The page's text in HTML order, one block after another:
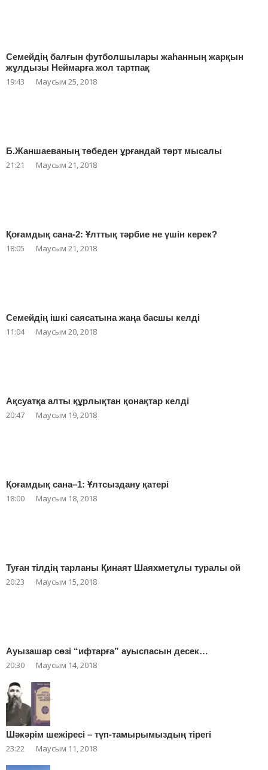
Семейдің балғын футболшылары жаһанның жарқын
жұлдызы Неймарға жол тартпақ
19:43 Маусым 25, 2018
Б.Жаншаеваның төбеден ұрғандай төрт мысалы
21:21 Маусым 21, 2018
Қоғамдық сана-2: Ұлттық тәрбие не үшін керек?
18:05 Маусым 21, 2018
Семейдің ішкі саясатына жаңа басшы келді
11:04 Маусым 20, 2018
Ақсуатқа алты құрлықтан қонақтар келді
20:47 Маусым 19, 2018
Қоғамдық сана–1: Ұлтсыздану қатері
18:00 Маусым 18, 2018
Туған тілдің тарланы Қинаят Шаяхметұлы туралы ой
20:23 Маусым 15, 2018
Ауызашар сөзі “ифтарға” ауыспасын десек…
20:30 Маусым 14, 2018
Шәкәрім шежіресі – түп-тамырымыздың тірегі
23:22 Маусым 11, 2018